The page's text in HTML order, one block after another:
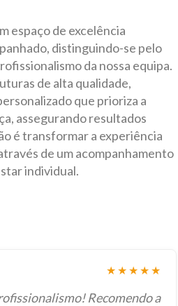
espaço de excelência
distinguindo-se pelo
da nossa equipa.
de alta qualidade,
que prioriza a
assegurando resultados
é transformar a experiência
de um acompanhamento
individual.
★★★★★
Recomendo a